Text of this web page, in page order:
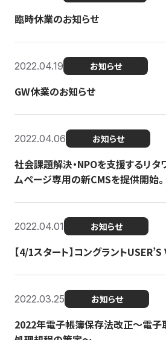
臨時休業のお知らせ
2022.04.19 お知らせ
GW休業のお知らせ
2022.04.06 お知らせ
社会課題解決・NPOを支援するリタ
ムページ専用の新CMSを提供開始。
2022.04.01 お知らせ
【4/1スタート】コングラント
2022.03.25 お知らせ
2022年電子帳簿保存法改正～電子